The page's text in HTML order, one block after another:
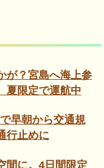
が？宮島へ海上参
夏限定で運航中
早朝から交通規
行止めに
間に。4日間限定